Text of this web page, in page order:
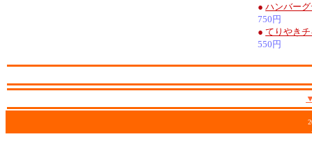
● ハンバー
750円
● てりやき
550円